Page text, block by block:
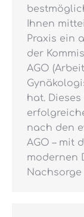
Ihnen
Praxis ein
der
AGO
hat.
nach den
AGO – mit
modernen